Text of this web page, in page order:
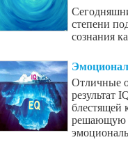
степени
сознания
Отличные
результат
блестящей
решающую